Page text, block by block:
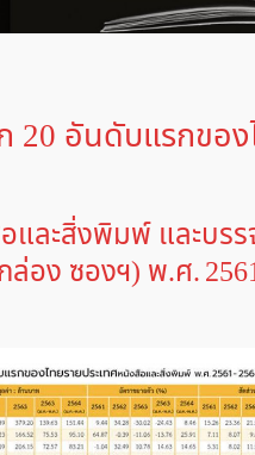
20 อันดับแรกของ
อและสิ่งพิมพ์ และบร
อง ซองฯ) พ.ศ.